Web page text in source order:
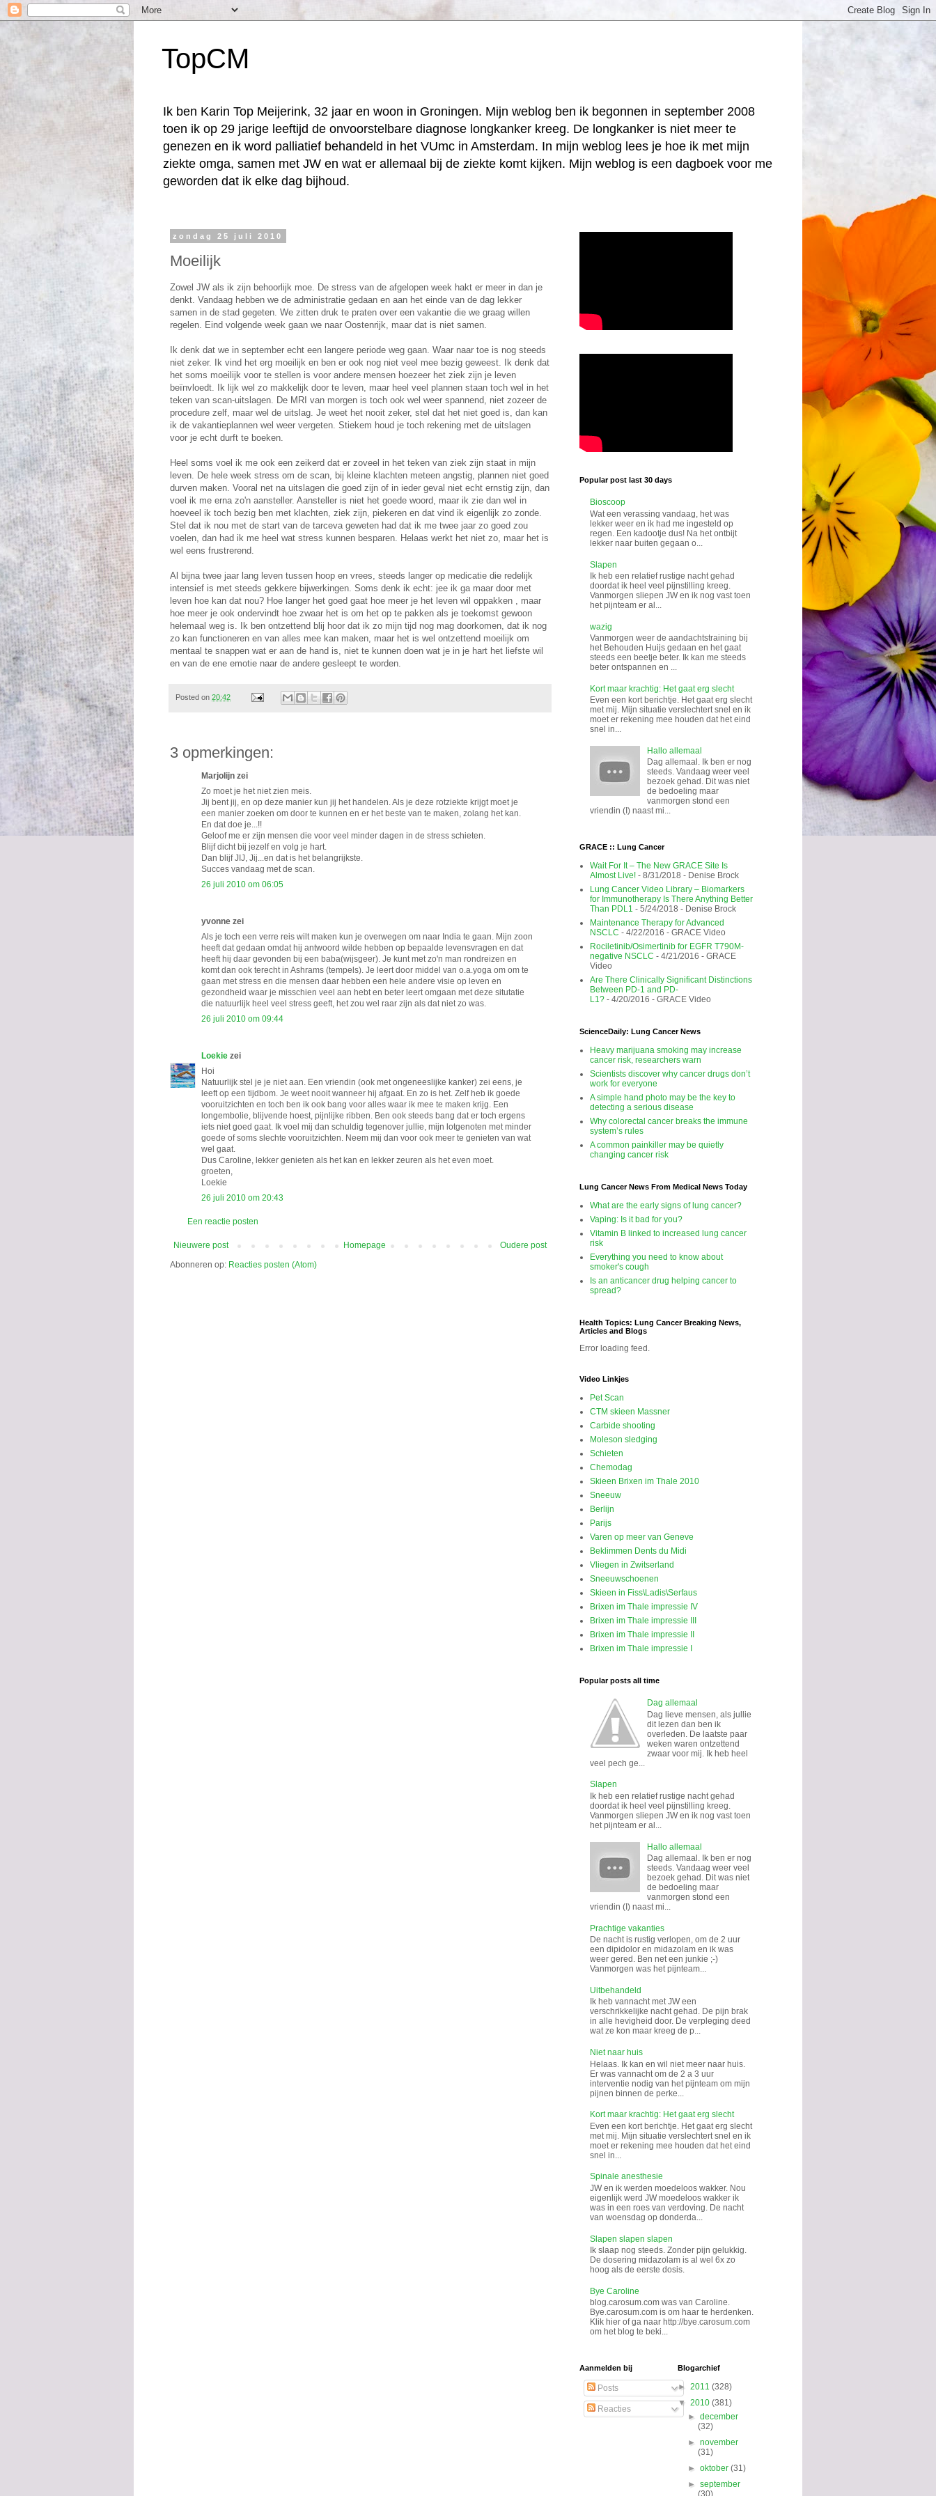
TopCM
Ik ben Karin Top Meijerink, 32 jaar en woon in Groningen. Mijn weblog ben ik begonnen in september 2008
toen ik op 29 jarige leeftijd de onvoorstelbare diagnose longkanker kreeg. De longkanker is niet meer te
genezen en ik word palliatief behandeld in het VUmc in Amsterdam. In mijn weblog lees je hoe ik met mijn
ziekte omga, samen met JW en wat er allemaal bij de ziekte komt kijken. Mijn weblog is een dagboek voor me
geworden dat ik elke dag bijhoud.
zondag 25 juli 2010
Moeilijk
Zowel JW als ik zijn behoorlijk moe. De stress van de afgelopen week hakt er meer in dan je
denkt. Vandaag hebben we de administratie gedaan en aan het einde van de dag lekker
samen in de stad gegeten. We zitten druk te praten over een vakantie die we graag willen
regelen. Eind volgende week gaan we naar Oostenrijk, maar dat is niet samen.
Ik denk dat we in september echt een langere periode weg gaan. Waar naar toe is nog steeds
niet zeker. Ik vind het erg moeilijk en ben er ook nog niet veel mee bezig geweest. Ik denk dat
het soms moeilijk voor te stellen is voor andere mensen hoezeer het ziek zijn je leven
beïnvloedt. Ik lijk wel zo makkelijk door te leven, maar heel veel plannen staan toch wel in het
teken van scan-uitslagen. De MRI van morgen is toch ook wel weer spannend, niet zozeer de
procedure zelf, maar wel de uitslag. Je weet het nooit zeker, stel dat het niet goed is, dan kan
ik de vakantieplannen wel weer vergeten. Stiekem houd je toch rekening met de uitslagen
voor je echt durft te boeken.
Heel soms voel ik me ook een zeikerd dat er zoveel in het teken van ziek zijn staat in mijn
leven. De hele week stress om de scan, bij kleine klachten meteen angstig, plannen niet goed
durven maken. Vooral net na uitslagen die goed zijn of in ieder geval niet echt ernstig zijn, dan
voel ik me erna zo'n aansteller. Aansteller is niet het goede woord, maar ik zie dan wel in
hoeveel ik toch bezig ben met klachten, ziek zijn, piekeren en dat vind ik eigenlijk zo zonde.
Stel dat ik nou met de start van de tarceva geweten had dat ik me twee jaar zo goed zou
voelen, dan had ik me heel wat stress kunnen besparen. Helaas werkt het niet zo, maar het is
wel eens frustrerend.
Al bijna twee jaar lang leven tussen hoop en vrees, steeds langer op medicatie die redelijk
intensief is met steeds gekkere bijwerkingen. Soms denk ik echt: jee ik ga maar door met
leven hoe kan dat nou? Hoe langer het goed gaat hoe meer je het leven wil oppakken , maar
hoe meer je ook ondervindt hoe zwaar het is om het op te pakken als je toekomst gewoon
helemaal weg is. Ik ben ontzettend blij hoor dat ik zo mijn tijd nog mag doorkomen, dat ik nog
zo kan functioneren en van alles mee kan maken, maar het is wel ontzettend moeilijk om
mentaal te snappen wat er aan de hand is, niet te kunnen doen wat je in je hart het liefste wil
en van de ene emotie naar de andere gesleept te worden.
Posted on 20:42
3 opmerkingen:
Marjolijn zei
Zo moet je het niet zien meis.
Jij bent jij, en op deze manier kun jij het handelen. Als je deze rotziekte krijgt moet je
een manier zoeken om door te kunnen en er het beste van te maken, zolang het kan.
En dat doe je...!!
Geloof me er zijn mensen die voor veel minder dagen in de stress schieten.
Blijf dicht bij jezelf en volg je hart.
Dan blijf JIJ, Jij...en dat is het belangrijkste.
Succes vandaag met de scan.
26 juli 2010 om 06:05
yvonne zei
Als je toch een verre reis wilt maken kun je overwegen om naar India te gaan. Mijn zoon
heeft dat gedaan omdat hij antwoord wilde hebben op bepaalde levensvragen en dat
heeft hij daar gevonden bij een baba(wijsgeer). Je kunt met zo'n man rondreizen en
komt dan ook terecht in Ashrams (tempels). Je leert door middel van o.a.yoga om om te
gaan met stress en die mensen daar hebben een hele andere visie op leven en
gezondheid waar je misschien veel aan hebt en beter leert omgaan met deze situtatie
die natuurlijk heel veel stress geeft, het zou wel raar zijn als dat niet zo was.
26 juli 2010 om 09:44
Loekie zei
Hoi
Natuurlijk stel je je niet aan. Een vriendin (ook met ongeneeslijke kanker) zei eens, je
leeft op een tijdbom. Je weet nooit wanneer hij afgaat. En zo is het. Zelf heb ik goede
vooruitzichten en toch ben ik ook bang voor alles waar ik mee te maken krijg. Een
longembolie, blijvende hoest, pijnlijke ribben. Ben ook steeds bang dat er toch ergens
iets niet goed gaat. Ik voel mij dan schuldig tegenover jullie, mijn lotgenoten met minder
goede of soms slechte vooruitzichten. Neem mij dan voor ook meer te genieten van wat
wel gaat.
Dus Caroline, lekker genieten als het kan en lekker zeuren als het even moet.
groeten,
Loekie
26 juli 2010 om 20:43
Een reactie posten
Nieuwere post Oudere post
Homepage
Abonneren op: Reacties posten (Atom)
Popular post last 30 days
Bioscoop
Wat een verassing vandaag, het was
lekker weer en ik had me ingesteld op
regen. Een kadootje dus! Na het ontbijt
lekker naar buiten gegaan o...
Slapen
Ik heb een relatief rustige nacht gehad
doordat ik heel veel pijnstilling kreeg.
Vanmorgen sliepen JW en ik nog vast toen
het pijnteam er al...
wazig
Vanmorgen weer de aandachtstraining bij
het Behouden Huijs gedaan en het gaat
steeds een beetje beter. Ik kan me steeds
beter ontspannen en ...
Kort maar krachtig: Het gaat erg slecht
Even een kort berichtje. Het gaat erg slecht
met mij. Mijn situatie verslechtert snel en ik
moet er rekening mee houden dat het eind
snel in...
Hallo allemaal
Dag allemaal. Ik ben er nog
steeds. Vandaag weer veel
bezoek gehad. Dit was niet
de bedoeling maar
vanmorgen stond een
vriendin (I) naast mi...
GRACE :: Lung Cancer
Wait For It – The New GRACE Site Is
Almost Live! - 8/31/2018 - Denise Brock
Lung Cancer Video Library – Biomarkers
for Immunotherapy Is There Anything Better
Than PDL1 - 5/24/2018 - Denise Brock
Maintenance Therapy for Advanced
NSCLC - 4/22/2016 - GRACE Video
Rociletinib/Osimertinib for EGFR T790M-
negative NSCLC - 4/21/2016 - GRACE
Video
Are There Clinically Significant Distinctions
Between PD-1 and PD-
L1? - 4/20/2016 - GRACE Video
ScienceDaily: Lung Cancer News
Heavy marijuana smoking may increase
cancer risk, researchers warn
Scientists discover why cancer drugs don’t
work for everyone
A simple hand photo may be the key to
detecting a serious disease
Why colorectal cancer breaks the immune
system’s rules
A common painkiller may be quietly
changing cancer risk
Lung Cancer News From Medical News Today
What are the early signs of lung cancer?
Vaping: Is it bad for you?
Vitamin B linked to increased lung cancer
risk
Everything you need to know about
smoker's cough
Is an anticancer drug helping cancer to
spread?
Health Topics: Lung Cancer Breaking News,
Articles and Blogs
Error loading feed.
Video Linkjes
Pet Scan
CTM skieen Massner
Carbide shooting
Moleson sledging
Schieten
Chemodag
Skieen Brixen im Thale 2010
Sneeuw
Berlijn
Parijs
Varen op meer van Geneve
Beklimmen Dents du Midi
Vliegen in Zwitserland
Sneeuwschoenen
Skieen in Fiss\Ladis\Serfaus
Brixen im Thale impressie IV
Brixen im Thale impressie III
Brixen im Thale impressie II
Brixen im Thale impressie I
Popular posts all time
Dag allemaal
Dag lieve mensen, als jullie
dit lezen dan ben ik
overleden. De laatste paar
weken waren ontzettend
zwaar voor mij. Ik heb heel
veel pech ge...
Slapen
Ik heb een relatief rustige nacht gehad
doordat ik heel veel pijnstilling kreeg.
Vanmorgen sliepen JW en ik nog vast toen
het pijnteam er al...
Hallo allemaal
Dag allemaal. Ik ben er nog
steeds. Vandaag weer veel
bezoek gehad. Dit was niet
de bedoeling maar
vanmorgen stond een
vriendin (I) naast mi...
Prachtige vakanties
De nacht is rustig verlopen, om de 2 uur
een dipidolor en midazolam en ik was
weer gered. Ben net een junkie ;-)
Vanmorgen was het pijnteam...
Uitbehandeld
Ik heb vannacht met JW een
verschrikkelijke nacht gehad. De pijn brak
in alle hevigheid door. De verpleging deed
wat ze kon maar kreeg de p...
Niet naar huis
Helaas. Ik kan en wil niet meer naar huis.
Er was vannacht om de 2 a 3 uur
interventie nodig van het pijnteam om mijn
pijnen binnen de perke...
Kort maar krachtig: Het gaat erg slecht
Even een kort berichtje. Het gaat erg slecht
met mij. Mijn situatie verslechtert snel en ik
moet er rekening mee houden dat het eind
snel in...
Spinale anesthesie
JW en ik werden moedeloos wakker. Nou
eigenlijk werd JW moedeloos wakker ik
was in een roes van verdoving. De nacht
van woensdag op donderda...
Slapen slapen slapen
Ik slaap nog steeds. Zonder pijn gelukkig.
De dosering midazolam is al wel 6x zo
hoog als de eerste dosis.
Bye Caroline
blog.carosum.com was van Caroline.
Bye.carosum.com is om haar te herdenken.
Klik hier of ga naar http://bye.carosum.com
om het blog te beki...
Aanmelden bij
Posts
Reacties
Blogarchief
► 2011 (328)
▼ 2010 (381)
►december
(32)
►november
(31)
►oktober(31)
►september
(30)